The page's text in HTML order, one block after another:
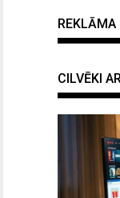
REKLĀMA
CILVĒKI